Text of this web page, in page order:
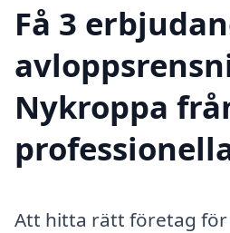
Få 3
Nykroppa
Att hitta rätt företag för